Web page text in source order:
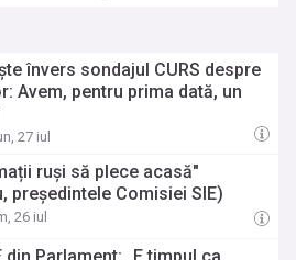
învers sondajul CURS despre
Avem, pentru prima dată, un
27 iul
ruși să plece acasă"
președintele Comisiei SIE)
26 iul